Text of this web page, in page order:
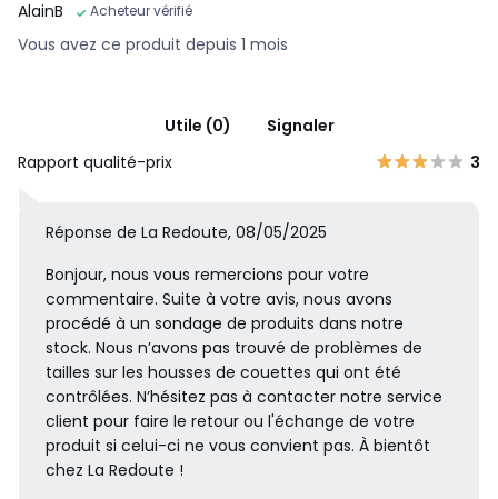
AlainB Acheteur vérifié
Vous avez ce produit depuis 1 mois
Utile (0)
Signaler
Rapport qualité-prix
3
Réponse de La Redoute, 08/05/2025
Bonjour, nous vous remercions pour votre
commentaire. Suite à votre avis, nous avons
procédé à un sondage de produits dans notre
stock. Nous n’avons pas trouvé de problèmes de
tailles sur les housses de couettes qui ont été
contrôlées. N’hésitez pas à contacter notre service
client pour faire le retour ou l'échange de votre
produit si celui-ci ne vous convient pas. À bientôt
chez La Redoute !